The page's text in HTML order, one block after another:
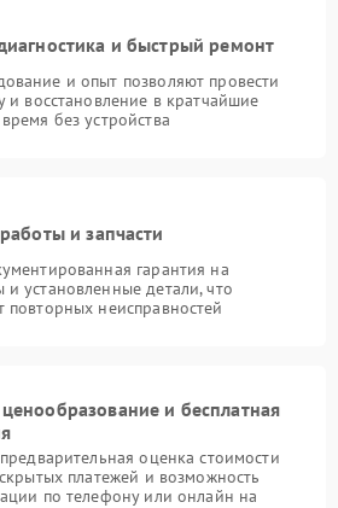
и быстрый ремонт
и опыт позволяют провести
и восстановление в кратчайшие
без устройства
и запчасти
гарантия на
установленные детали, что
неисправностей
и бесплатная
оценка стоимости
платежей и возможность
по телефону или онлайн на